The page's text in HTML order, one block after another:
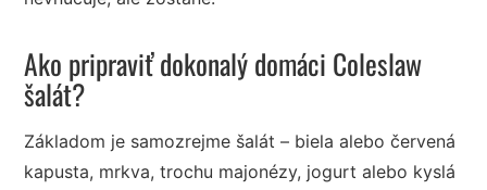
Ako pripraviť dokonalý domáci Coleslaw
šalát?
Základom je samozrejme šalát – biela alebo červená
kapusta, mrkva, trochu majonézy, jogurt alebo kyslá